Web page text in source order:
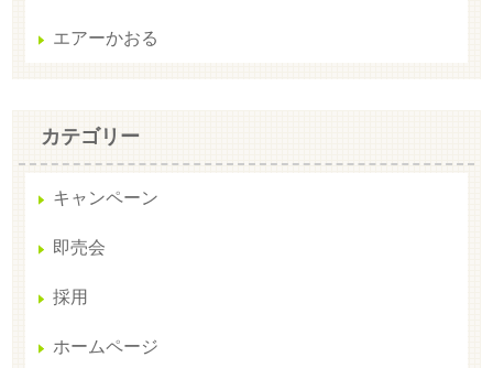
エアーかおる
カテゴリー
キャンペーン
即売会
採用
ホームページ